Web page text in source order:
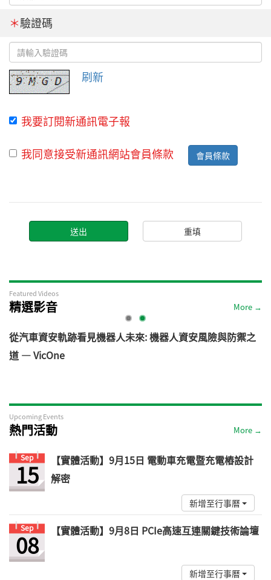
＊驗證碼
刷新
我要訂閱新通訊電子報
我同意接受新通訊網站會員條款
會員條款
Featured Videos
精選影音 More →
從汽車資安軌跡看見機器人未來: 機器人資安風險與防禦之
道 — VicOne
Upcoming Events
熱門活動 More →
Sep
15
【實體活動】9月15日 電動車充電暨充電樁設計
解密
新增至行事曆
Sep
08 【實體活動】9月8日 PCIe高速互連關鍵技術論壇
新增至行事曆